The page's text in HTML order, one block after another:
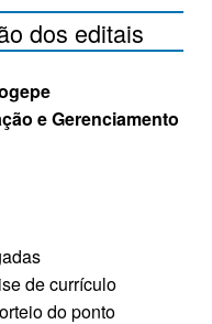
dos editais
e Gerenciamento
de currículo
do ponto